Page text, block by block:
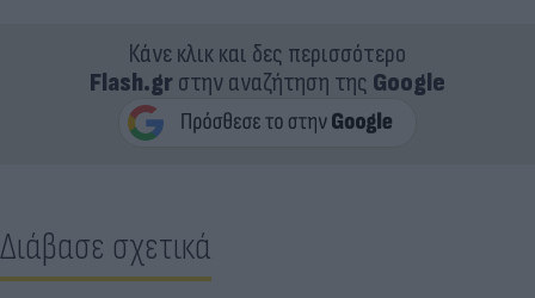
Κάνε κλικ και δες περισσότερο
Flash.grστην αναζήτηση της Google
Διάβασε σχετικά